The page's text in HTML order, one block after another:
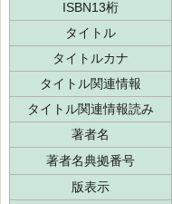
ISBN13桁
タイトル
タイトルカナ
タイトル関連情報
タイトル関連情報読み
著者名
著者名典拠番号
版表示